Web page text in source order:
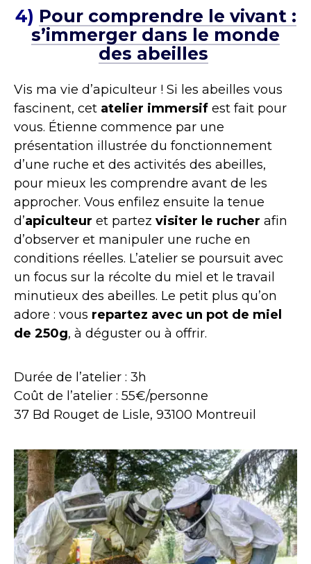
4) Pour comprendre le vivant :
s’immerger dans le monde
des abeilles
Vis ma vie d’apiculteur ! Si les abeilles vous
fascinent, cet atelier immersif est fait pour
vous. Étienne commence par une
présentation illustrée du fonctionnement
d’une ruche et des activités des abeilles,
pour mieux les comprendre avant de les
approcher. Vous enfilez ensuite la tenue
d’apiculteur et partez visiter le rucher afin
d’observer et manipuler une ruche en
conditions réelles. L’atelier se poursuit avec
un focus sur la récolte du miel et le travail
minutieux des abeilles. Le petit plus qu’on
adore : vous repartez avec un pot de miel
de 250g, à déguster ou à offrir.
Durée de l’atelier : 3h
Coût de l’atelier : 55€/personne
37 Bd Rouget de Lisle, 93100 Montreuil